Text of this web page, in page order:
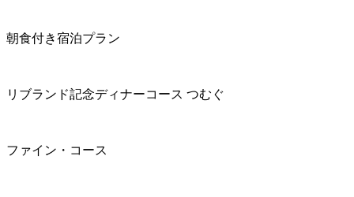
朝食付き宿泊プラン
リブランド記念ディナーコース つむぐ
ファイン・コース